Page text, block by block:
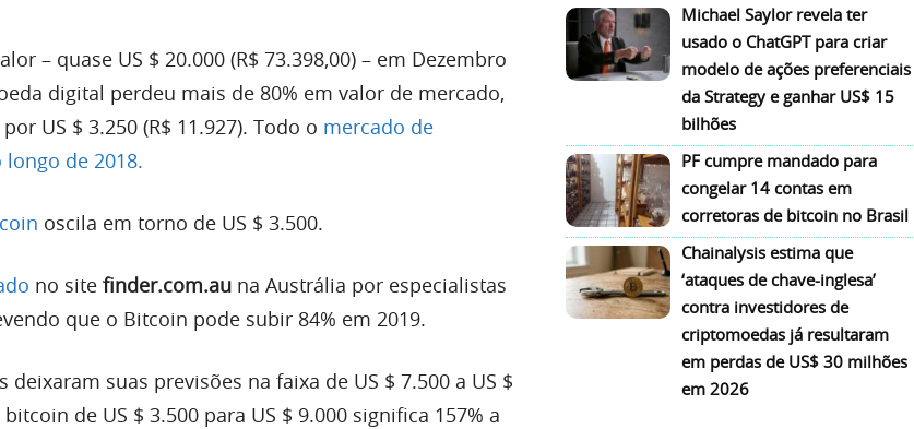
– quase US $ 20.000 (R$ 73.398,00) – em Dezembro
digital perdeu mais de 80% em valor de mercado,
US $ 3.250 (R$ 11.927). Todo o mercado de
de 2018.
oscila em torno de US $ 3.500.
no site finder.com.au na Austrália por especialistas
que o Bitcoin pode subir 84% em 2019.
suas previsões na faixa de US $ 7.500 a US $
de US $ 3.500 para US $ 9.000 significa 157% a
Michael Saylor revela ter
usado o ChatGPT para criar
modelo de ações preferenciais
da Strategy e ganhar US$ 15
bilhões
PF cumpre mandado para
congelar 14 contas em
corretoras de bitcoin no Brasil
Chainalysis estima que
‘ataques de chave-inglesa’
contra investidores de
criptomoedas já resultaram
em perdas de US$ 30 milhões
em 2026